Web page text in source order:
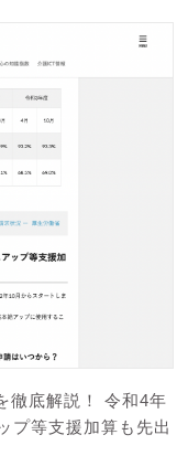
徹底解説！ 令和4年
プ等支援加算も先出